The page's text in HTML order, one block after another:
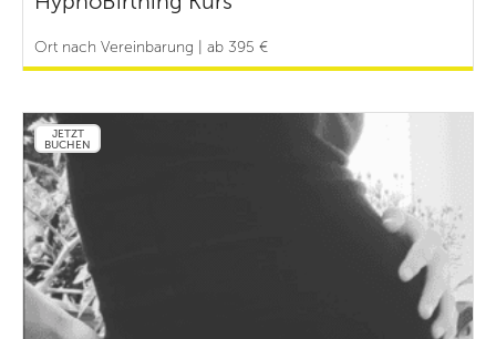
Ort nach Vereinbarung | ab 395 €
JETZT
BUCHEN